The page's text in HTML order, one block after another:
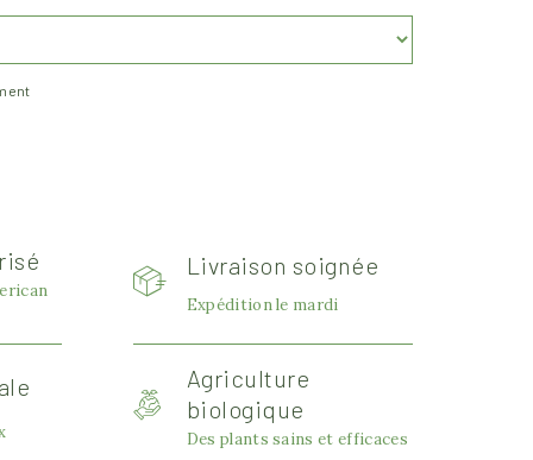
Afficher l'image plus grande
Livraison soignée
Expédition le mardi
Agriculture
biologique
Des plants sains et efficaces